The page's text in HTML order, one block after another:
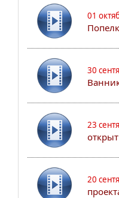
01
30
23
20